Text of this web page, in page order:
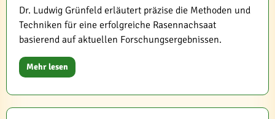
Dr. Ludwig Grünfeld erläutert präzise die Methoden und
Techniken für eine erfolgreiche Rasennachsaat
basierend auf aktuellen Forschungsergebnissen.
Mehr lesen